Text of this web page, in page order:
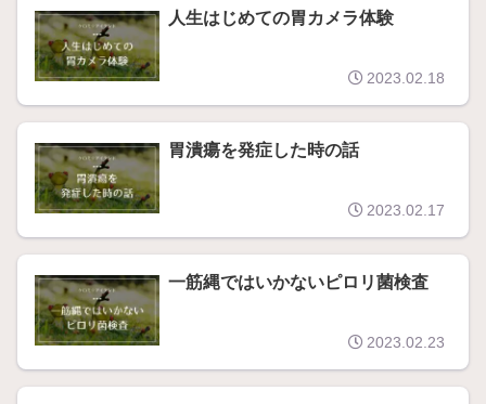
人生はじめての胃カメラ体験
2023.02.18
胃潰瘍を発症した時の話
2023.02.17
一筋縄ではいかないピロリ菌検査
2023.02.23